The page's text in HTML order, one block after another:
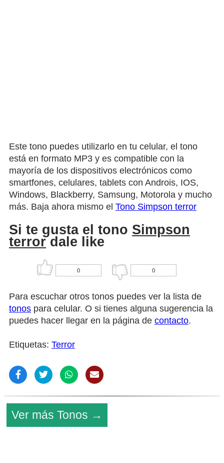
Este tono puedes utilizarlo en tu celular, el tono
está en formato MP3 y es compatible con la
mayoría de los dispositivos electrónicos como
smartfones, celulares, tablets con Androis, IOS,
Windows, Blackberry, Samsung, Motorola y mucho
más. Baja ahora mismo el Tono Simpson terror
Si te gusta el tono Simpson
terrordale like
0 0
Para escuchar otros tonos puedes ver la lista de
tonos para celular. O si tienes alguna sugerencia la
puedes hacer llegar en la página de contacto.
Etiquetas: Terror
Ver más Tonos →